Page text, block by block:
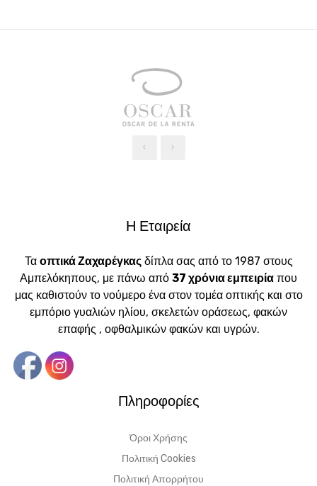
Η Εταιρεία
Τα οπτικά Ζαχαρέγκαςδίπλα σας από το 1987 στους
Αμπελόκηπους, με πάνω από 37 χρόνια εμπειρία που
μας καθιστούν το νούμερο ένα στον τομέα οπτικής και στο
εμπόριο γυαλιών ηλίου, σκελετών οράσεως, φακών
επαφής , οφθαλμικών φακών και υγρών.
Πληροφορίες
Όροι Χρήσης
Πολιτική Cookies
Πολιτική Απορρήτου